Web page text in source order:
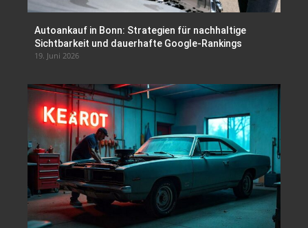
Autoankauf in Bonn: Strategien für nachhaltige
Sichtbarkeit und dauerhafte Google-Rankings
19. Juni 2026